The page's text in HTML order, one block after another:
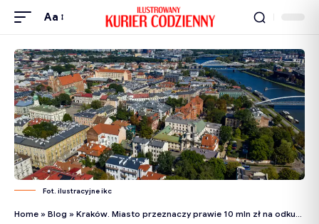
Aa
Fot. ilustracyjne ikc
Home » Blog » Kraków. Miasto przeznaczy prawie 10 mln zł na odkupienie mieszkań od prywatnych właścicieli